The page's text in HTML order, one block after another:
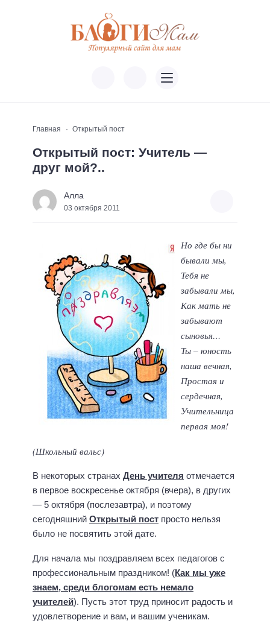
Главная Открытый пост
Открытый пост: Учитель —
друг мой?..
Алла
03 октября 2011
Но где бы ни
бывали мы,
Тебя не
забывали мы,
Как мать не
забывают
сыновья…
Ты – юность
наша вечная,
Простая и
сердечная,
Учительница
первая моя!
(Школьный вальс)
В некоторых странах День учителя отмечается
в первое воскресенье октября (вчера), в других
— 5 октября (послезавтра), и поэтому
сегодняшний Открытый пост просто нельзя
было не посвятить этой дате.
Для начала мы поздравляем всех педагогов с
профессиональным праздником! (Как мы уже
знаем, среди блогомам есть немало
учителей). Пусть этот труд приносит радость и
удовлетворение и вам, и вашим ученикам.